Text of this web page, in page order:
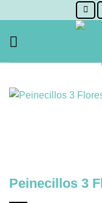
to
content
Peinecillos 3